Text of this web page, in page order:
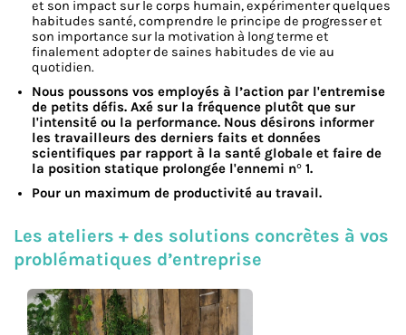
et son impact sur le corps humain, expérimenter quelques
habitudes santé, comprendre le principe de progresser et
son importance sur la motivation à long terme et
finalement adopter de saines habitudes de vie au
quotidien.
Nous poussons vos employés à l’action par l'entremise
de petits défis. Axé sur la fréquence plutôt que sur
l'intensité ou la performance. Nous désirons informer
les travailleurs des derniers faits et données
scientifiques par rapport à la santé globale et faire de
la position statique prolongée l'ennemi n° 1.
Pour un maximum de productivité au travail.
Les ateliers + des solutions concrètes à vos
problématiques d’entreprise